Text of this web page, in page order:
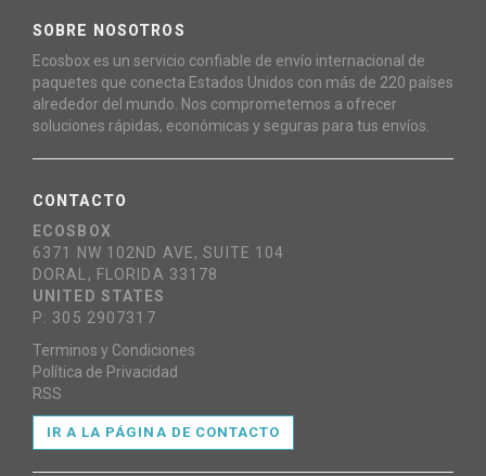
SOBRE NOSOTROS
Ecosbox es un servicio confiable de envío internacional de
paquetes que conecta Estados Unidos con más de 220 países
alrededor del mundo. Nos comprometemos a ofrecer
soluciones rápidas, económicas y seguras para tus envíos.
CONTACTO
ECOSBOX
6371 NW 102ND AVE, SUITE 104
DORAL, FLORIDA 33178
UNITED STATES
P: 305 2907317
Terminos y Condiciones
Política de Privacidad
RSS
IR A LA PÁGINA DE CONTACTO